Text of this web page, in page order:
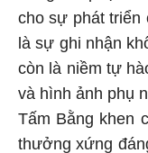
cho sự phát triển
là sự ghi nhận
còn là niềm tự
và hình ảnh phụ
Tấm Bằng khen
thưởng xứng